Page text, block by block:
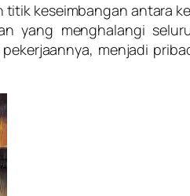
keseimbangan antara
yang menghalangi
menjadi